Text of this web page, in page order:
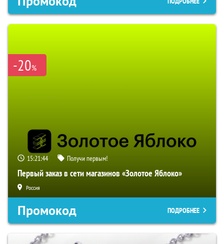
-20%
15:21:43 Получи первым!
Первый заказ в сети магазинов «Золотое Яблоко»
Россия
Промокод ПОДРОБНЕЕ